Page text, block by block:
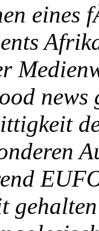
eines